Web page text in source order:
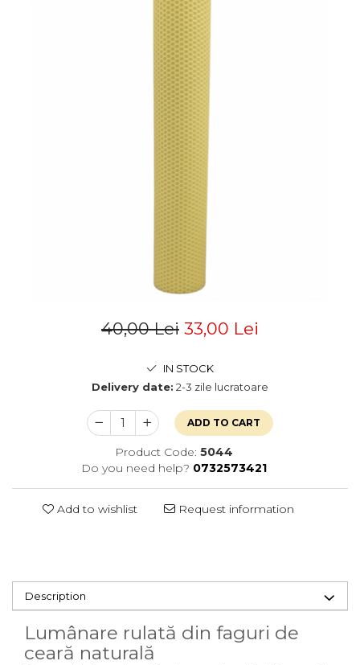
40,00 Lei 33,00 Lei
IN STOCK
Delivery date: 2-3 zile lucratoare
ADD TO CART
Product Code: 5044
Do you need help? 0732573421
Add to wishlist Request information
Description
Lumânare rulată din faguri de
ceară naturală